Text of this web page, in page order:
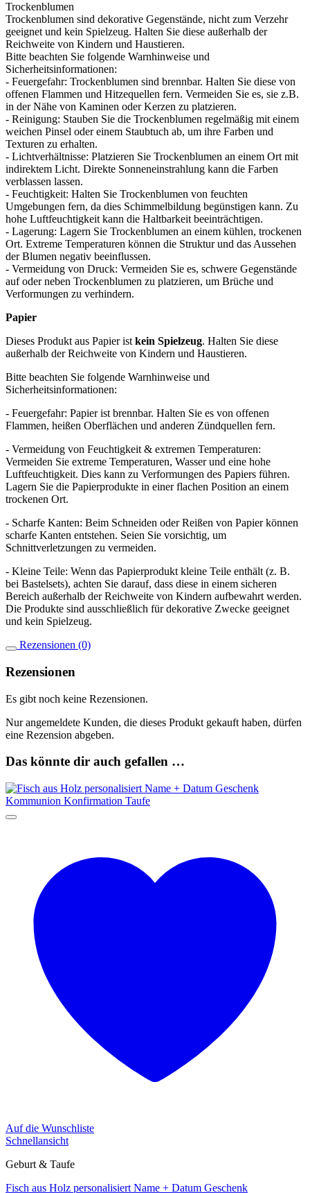
Trockenblumen
Trockenblumen sind dekorative Gegenstände, nicht zum Verzehr
geeignet und kein Spielzeug. Halten Sie diese außerhalb der
Reichweite von Kindern und Haustieren.
Bitte beachten Sie folgende Warnhinweise und
Sicherheitsinformationen:
- Feuergefahr: Trockenblumen sind brennbar. Halten Sie diese von
offenen Flammen und Hitzequellen fern. Vermeiden Sie es, sie z.B.
in der Nähe von Kaminen oder Kerzen zu platzieren.
- Reinigung: Stauben Sie die Trockenblumen regelmäßig mit einem
weichen Pinsel oder einem Staubtuch ab, um ihre Farben und
Texturen zu erhalten.
- Lichtverhältnisse: Platzieren Sie Trockenblumen an einem Ort mit
indirektem Licht. Direkte Sonneneinstrahlung kann die Farben
verblassen lassen.
- Feuchtigkeit: Halten Sie Trockenblumen von feuchten
Umgebungen fern, da dies Schimmelbildung begünstigen kann. Zu
hohe Luftfeuchtigkeit kann die Haltbarkeit beeinträchtigen.
- Lagerung: Lagern Sie Trockenblumen an einem kühlen, trockenen
Ort. Extreme Temperaturen können die Struktur und das Aussehen
der Blumen negativ beeinflussen.
- Vermeidung von Druck: Vermeiden Sie es, schwere Gegenstände
auf oder neben Trockenblumen zu platzieren, um Brüche und
Verformungen zu verhindern.
Papier
Dieses Produkt aus Papier ist kein Spielzeug. Halten Sie diese
außerhalb der Reichweite von Kindern und Haustieren.
Bitte beachten Sie folgende Warnhinweise und
Sicherheitsinformationen:
- Feuergefahr: Papier ist brennbar. Halten Sie es von offenen
Flammen, heißen Oberflächen und anderen Zündquellen fern.
- Vermeidung von Feuchtigkeit & extremen Temperaturen:
Vermeiden Sie extreme Temperaturen, Wasser und eine hohe
Luftfeuchtigkeit. Dies kann zu Verformungen des Papiers führen.
Lagern Sie die Papierprodukte in einer flachen Position an einem
trockenen Ort.
- Scharfe Kanten: Beim Schneiden oder Reißen von Papier können
scharfe Kanten entstehen. Seien Sie vorsichtig, um
Schnittverletzungen zu vermeiden.
- Kleine Teile: Wenn das Papierprodukt kleine Teile enthält (z. B.
bei Bastelsets), achten Sie darauf, dass diese in einem sicheren
Bereich außerhalb der Reichweite von Kindern aufbewahrt werden.
Die Produkte sind ausschließlich für dekorative Zwecke geeignet
und kein Spielzeug.
Rezensionen (0)
Rezensionen
Es gibt noch keine Rezensionen.
Nur angemeldete Kunden, die dieses Produkt gekauft haben, dürfen
eine Rezension abgeben.
Das könnte dir auch gefallen …
Auf die Wunschliste
Schnellansicht
Geburt & Taufe
Fisch aus Holz personalisiert Name + Datum Geschenk